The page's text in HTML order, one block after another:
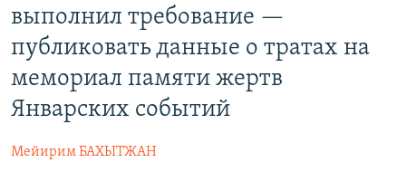
содержанию
Вернутся
главной
навигации
Вернутся
КЫРГЫЗСТАН
ВОЙНА В УКРАИНЕ
ПОДПИШИТЕСЬ НА НАС В СОЦСЕТЯХ
выполнил требование —
публиковать данные о тратах на
мемориал памяти жертв
Январских событий
Мейирим БАХЫТЖАН